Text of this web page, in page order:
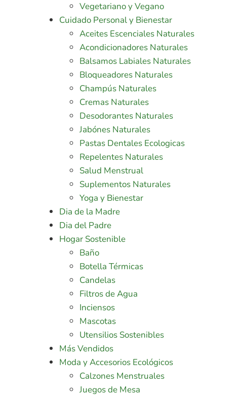
Vegetariano y Vegano
Cuidado Personal y Bienestar
Aceites Escenciales Naturales
Acondicionadores Naturales
Balsamos Labiales Naturales
Bloqueadores Naturales
Champús Naturales
Cremas Naturales
Desodorantes Naturales
Jabónes Naturales
Pastas Dentales Ecologicas
Repelentes Naturales
Salud Menstrual
Suplementos Naturales
Yoga y Bienestar
Dia de la Madre
Dia del Padre
Hogar Sostenible
Baño
Botella Térmicas
Candelas
Filtros de Agua
Inciensos
Mascotas
Utensilios Sostenibles
Más Vendidos
Moda y Accesorios Ecológicos
Calzones Menstruales
Juegos de Mesa